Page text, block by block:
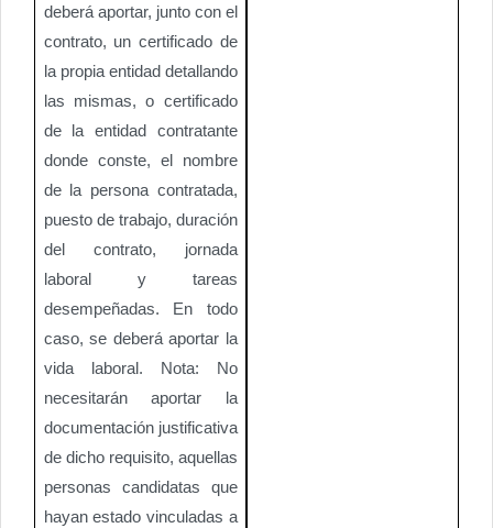
deberá aportar, junto con el
contrato, un certificado de
la propia entidad detallando
las mismas, o certificado
de la entidad contratante
donde conste, el nombre
de la persona contratada,
puesto de trabajo, duración
del contrato, jornada
laboral y tareas
desempeñadas. En todo
caso, se deberá aportar la
vida laboral. Nota: No
necesitarán aportar la
documentación justificativa
de dicho requisito, aquellas
personas candidatas que
hayan estado vinculadas a